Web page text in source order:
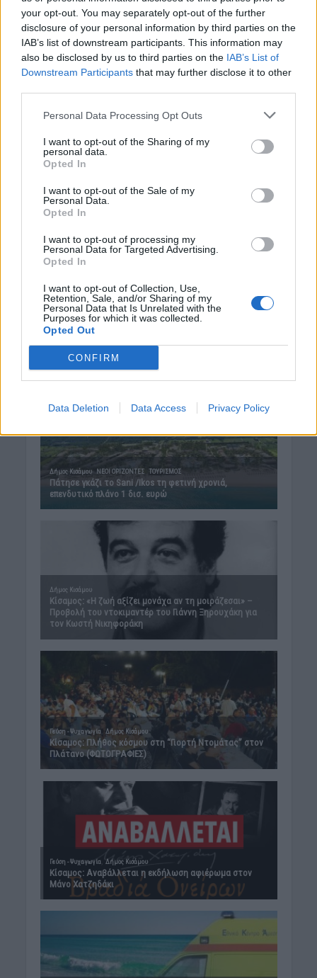
your opt-out. You may separately opt-out of the further
disclosure of your personal information by third parties on the
IAB’s list of downstream participants. This information may
also be disclosed by us to third parties on the IAB’s List of
Downstream Participants that may further disclose it to other
Personal Data Processing Opt Outs
I want to opt-out of the Sharing of my
personal data.
Opted In
I want to opt-out of the Sale of my
Personal Data.
Opted In
I want to opt-out of processing my
Personal Data for Targeted Advertising.
Opted In
I want to opt-out of Collection, Use,
Retention, Sale, and/or Sharing of my
Personal Data that Is Unrelated with the
Purposes for which it was collected.
Opted Out
CONFIRM
Data Deletion Data Access Privacy Policy
ΓΕΎΣΗ - ΨΥΧΑΓΩΓΊΑ
Σύκο: Το φρούτο με τα μυστικά που
ίσως να μην γνωρίζεις
6 Αυγούστου 2026 17:11